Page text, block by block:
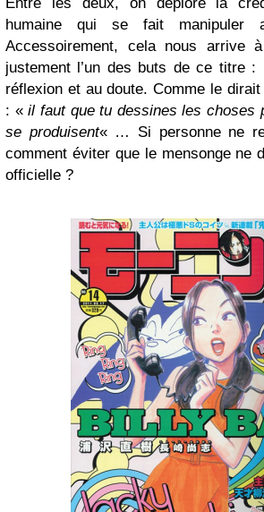
humaine qui se fait manipuler
Accessoirement, cela nous arrive
justement l’un des buts de ce titre :
réflexion et au doute. Comme le
: «il faut que tu dessines les choses
se produisent« … Si personne ne
comment éviter que le mensonge ne
officielle ?